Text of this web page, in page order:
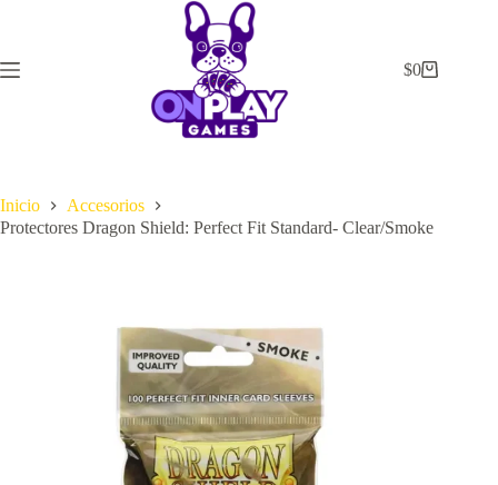
Carrito
$0
Inicio
Accesorios
Protectores Dragon Shield: Perfect Fit Standard- Clear/Smoke